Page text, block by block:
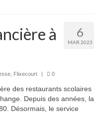
6
MAR 2023
à
, Flixecourt | 0
des restaurants scolaires
Depuis des années, la
Désormais, le service